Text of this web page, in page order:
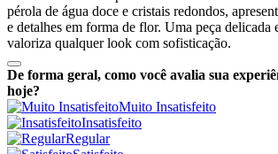
pérola de água doce e cristais redondos,
e detalhes em forma de flor. Uma peça delicada
valoriza qualquer look com sofisticação.
De forma geral, como você avalia sua
hoje?
Muito Insatisfeito
Insatisfeito
Regular